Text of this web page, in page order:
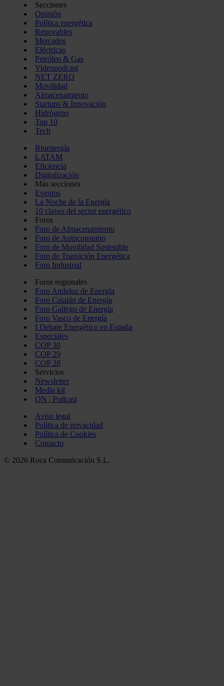
Secciones
Opinión
Política energética
Renovables
Mercados
Eléctricas
Petróleo & Gas
Videopodcast
NET ZERO
Movilidad
Almacenamiento
Startups & Innovación
Hidrógeno
Top 10
Tech
Bioenergía
LATAM
Eficiencia
Digitalización
Más secciones
Eventos
La Noche de la Energía
10 claves del sector energético
Foros
Foro de Almacenamiento
Foro de Autoconsumo
Foro de Movilidad Sostenible
Foro de Transición Energética
Foro Industrial
Foros regionales
Foro Andaluz de Energía
Foro Catalán de Energía
Foro Gallego de Energía
Foro Vasco de Energía
I Debate Energético en España
Especiales
COP 30
COP 29
COP 28
Servicios
Newsletter
Media kit
ON | Podcast
Aviso legal
Política de privacidad
Política de Cookies
Contacto
© 2026 Roca Comunicación S.L.